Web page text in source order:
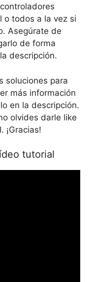
o todos a la vez si
Asegúrate de
de forma
descripción.
soluciones para
más información
en la descripción.
olvides darle like
¡Gracias!
tutorial